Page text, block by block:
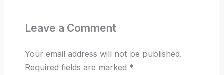
Leave a Comment
Your email address will not be published.
Required fields are marked *